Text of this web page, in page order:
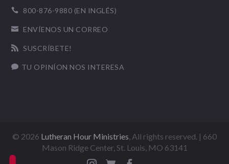
 800-876-9880 (EN INGLÉS)
 ENVÍENOS UN CORREO
 SUSCRÍBETE!
 TU OPINÍON NOS INTERESA
© 2026 Lutheran Hour Ministries, All rights reserved. | 660
Mason Ridge Center, St. Louis, MO 63141